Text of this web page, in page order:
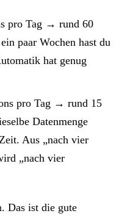
pro Tag → rund 60
paar Wochen hast du
hat genug
pro Tag → rund 15
Datenmenge
Aus „nach vier
„nach vier
Das ist die gute